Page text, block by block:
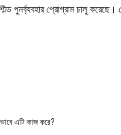
পুনর্ব্যবহার প্রোগ্রাম চালু
এটি কাজ করে?